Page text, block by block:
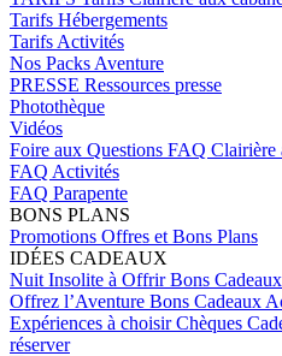
Tarifs Hébergements
Tarifs Activités
Nos Packs Aventure
PRESSE Ressources presse
Photothèque
Vidéos
Foire aux Questions FAQ Clairière
FAQ Activités
FAQ Parapente
BONS PLANS
Promotions Offres et Bons Plans
IDÉES CADEAUX
Nuit Insolite à OffrirBons
Offrez l’Aventure Bons Cadeaux
Expériences à choisirChèques
réserver